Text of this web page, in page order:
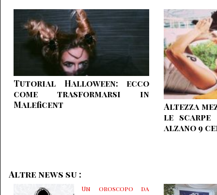
Tutorial Halloween: ecco
come trasformarsi in
Maleficent
Altezza
le scarpe
alzano 9
Altre news su :
Un oroscopo da